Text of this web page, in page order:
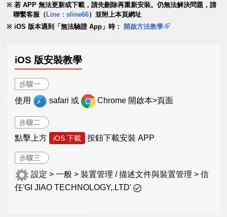
若 APP 無法更新或下載，請先刪除再重新安裝。仍無法解決問題，請
聯繫客服（ Line：sline66）並附上本頁網址
iOS 版本遇到「無法驗證 App」時：
開啟方法教學
iOS 版安裝教學
步驟一
使用 safari 或 Chrome 開啟本>頁面
步驟二
點擊上方 iOS 下載 按鈕下載安裝 APP
步驟三
設定 > 一般 > 裝置管理 / 描述文件與裝置管理 > 信
任'GI JIAO TECHNOLOGY,.LTD'